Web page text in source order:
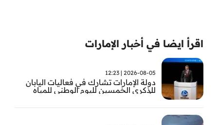
اقرأ ايضا في أخبار الإمارات
2026-08-05 | 12:23
دولة الإمارات تشارك في فعاليات اليابان
للذكرى الخمسين لليوم الوطني للمياه